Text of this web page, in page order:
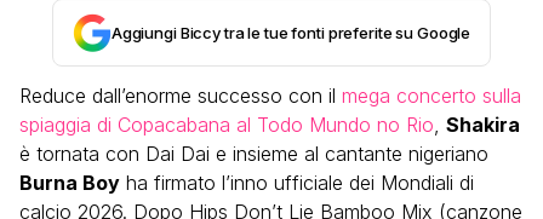
Aggiungi Biccy tra le tue fonti preferite su Google
Reduce dall’enorme successo con il mega concerto sulla
spiaggia di Copacabana al Todo Mundo no Rio, Shakira
è tornata con Dai Dai e insieme al cantante nigeriano
Burna Boy ha firmato l’inno ufficiale dei Mondiali di
calcio 2026. Dopo Hips Don’t Lie Bamboo Mix (canzone